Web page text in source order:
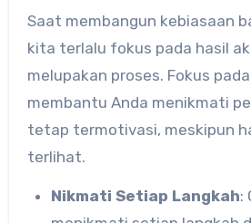
Saat membangun kebiasaan
kita terlalu fokus pada hasil
melupakan proses. Fokus
membantu Anda menikmati
tetap termotivasi, meskipun
terlihat.
Nikmati Setiap Langkah: